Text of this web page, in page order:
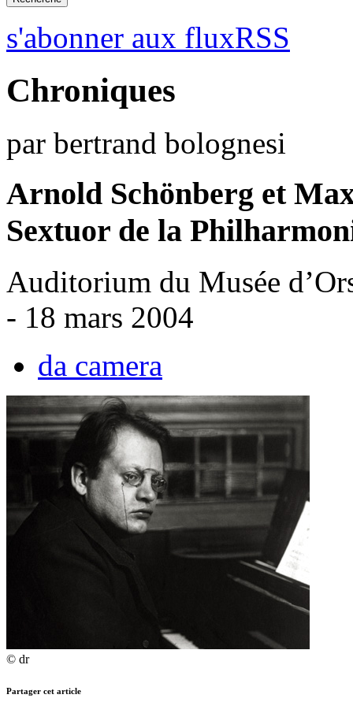
s'abonner aux fluxRSS
Chroniques
par bertrand bolognesi
Arnold Schönberg et
Sextuor de la
Auditorium du Musée
- 18 mars 2004
da camera
© dr
Partager cet article